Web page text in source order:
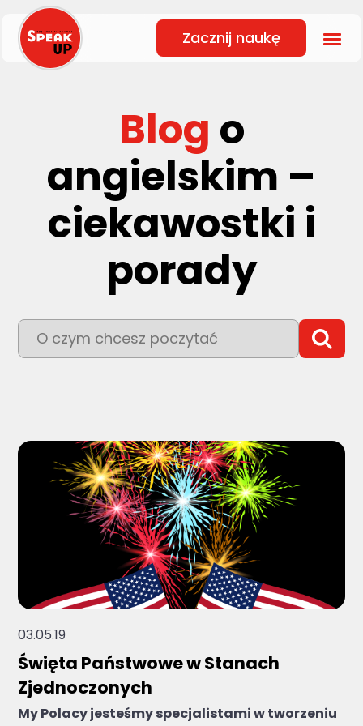
Zacznij naukę
Blog o
angielskim –
ciekawostki i
porady
To pole wyszukiwania z
03.05.19
Święta Państwowe w Stanach
Zjednoczonych
My Polacy jesteśmy specjalistami w tworzeniu